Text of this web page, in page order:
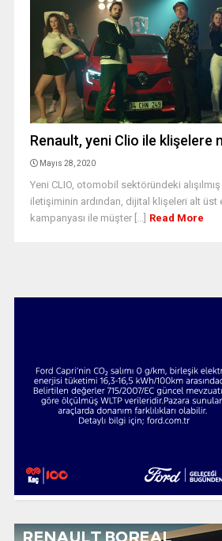
Renault, yeni Clio ile klişelere
Mayıs 28, 2020
Yeni CLIO, otomobil sektöründeki
iletişiminin ardından, dijital klişeleri alt üst
kampanyası ile müşter [...] Read More